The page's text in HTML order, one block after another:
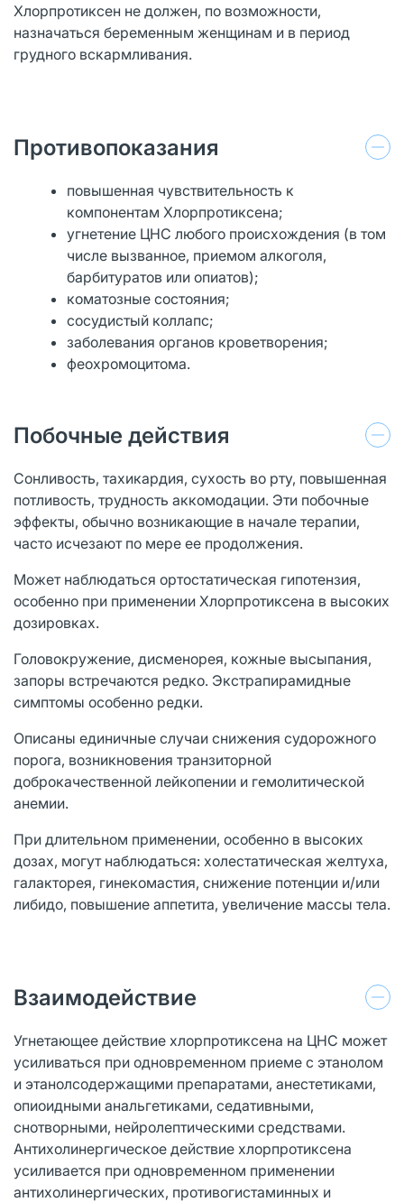
Хлорпротиксен не должен, по возможности,
назначаться беременным женщинам и в период
грудного вскармливания.
Противопоказания
повышенная чувствительность к
компонентам Хлорпротиксена;
угнетение ЦНС любого происхождения (в том
числе вызванное, приемом алкоголя,
барбитуратов или опиатов);
коматозные состояния;
сосудистый коллапс;
заболевания органов кроветворения;
феохромоцитома.
Побочные действия
Сонливость, тахикардия, сухость во рту, повышенная
потливость, трудность аккомодации. Эти побочные
эффекты, обычно возникающие в начале терапии,
часто исчезают по мере ее продолжения.
Может наблюдаться ортостатическая гипотензия,
особенно при применении Хлорпротиксена в высоких
дозировках.
Головокружение, дисменорея, кожные высыпания,
запоры встречаются редко. Экстрапирамидные
симптомы особенно редки.
Описаны единичные случаи снижения судорожного
порога, возникновения транзиторной
доброкачественной лейкопении и гемолитической
анемии.
При длительном применении, особенно в высоких
дозах, могут наблюдаться: холестатическая желтуха,
галакторея, гинекомастия, снижение потенции и/или
либидо, повышение аппетита, увеличение массы тела.
Взаимодействие
Угнетающее действие хлорпротиксена на ЦНС может
усиливаться при одновременном приеме с этанолом
и этанолсодержащими препаратами, анестетиками,
опиоидными анальгетиками, седативными,
снотворными, нейролептическими средствами.
Антихолинергическое действие хлорпротиксена
усиливается при одновременном применении
антихолинергических, противогистаминных и